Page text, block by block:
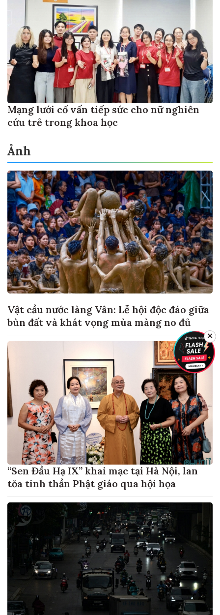
Mạng lưới cố vấn tiếp sức cho nữ nghiên
cứu trẻ trong khoa học
Ảnh
Vật cầu nước làng Vân: Lễ hội độc đáo giữa
bùn đất và khát vọng mùa màng no đủ
“Sen Đầu Hạ IX” khai mạc tại Hà Nội, lan
tỏa tinh thần Phật giáo qua hội họa
✕